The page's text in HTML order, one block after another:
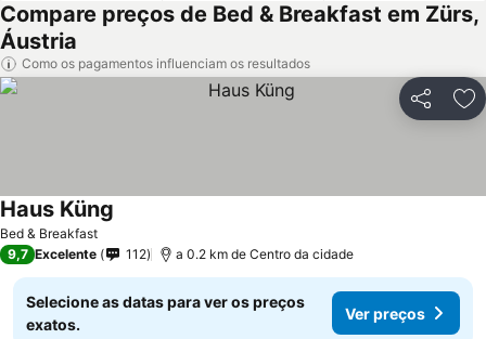
Compare preços de Bed & Breakfast em Zürs,
Áustria
Como os pagamentos influenciam os resultados
Partilhar
Bed & Breakfast
Haus Küng
9,7 Excelente 112 a 0.2 km de Centro da cidade
Selecione as datas para ver os preços
exatos.
Ver preços